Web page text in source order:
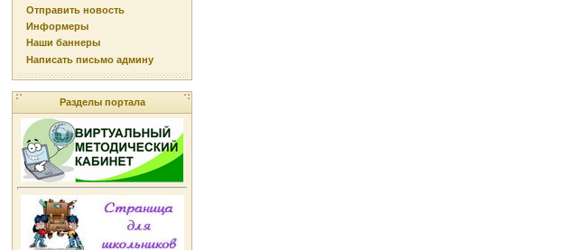
Отправить новость
Информеры
Наши баннеры
Написать письмо админу
Разделы портала